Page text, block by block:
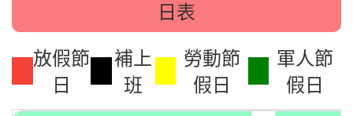
日表
放假節
日
補上
班
勞動節
假日
軍人節
假日